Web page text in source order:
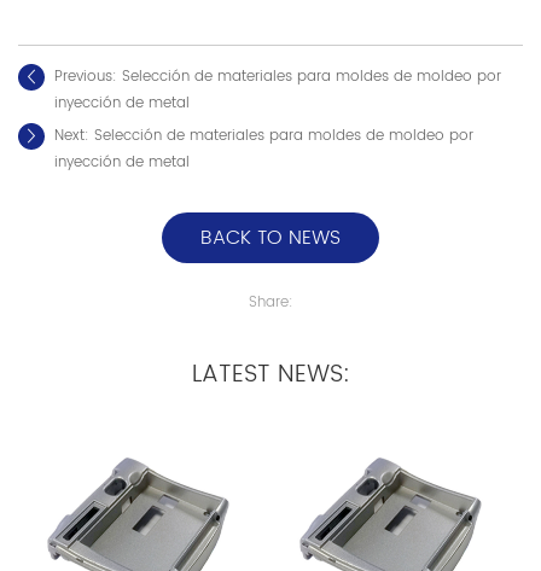
Previous: Selección de materiales para moldes de moldeo por
inyección de metal
Next: Selección de materiales para moldes de moldeo por
inyección de metal
BACK TO NEWS
Share:
LATEST NEWS: